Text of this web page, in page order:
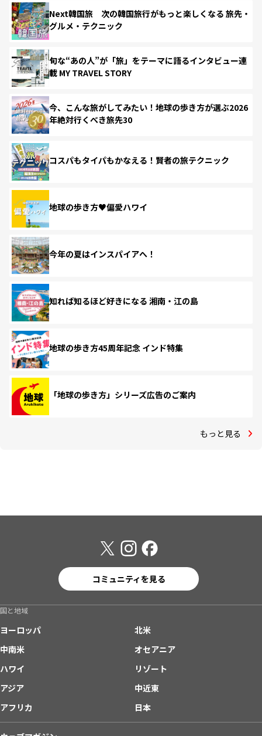
Next韓国旅 次の韓国旅行がもっと楽しくなる 旅先・
グルメ・テクニック
旬な“あの人”が「旅」をテーマに語るインタビュー連
載 MY TRAVEL STORY
今、こんな旅がしてみたい！地球の歩き方が選ぶ2026
年絶対行くべき旅先30
コスパもタイパもかなえる！賢者の旅テクニック
地球の歩き方♥偏愛ハワイ
今年の夏はインスパイアへ！
知れば知るほど好きになる 湘南・江の島
地球の歩き方45周年記念 インド特集
「地球の歩き方」シリーズ広告のご案内
もっと見る
コミュニティを見る
国と地域
ヨーロッパ
北米
中南米
オセアニア
ハワイ
リゾート
アジア
中近東
アフリカ
日本